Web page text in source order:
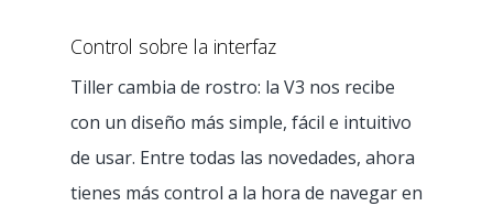
Control sobre la interfaz
Tiller cambia de rostro: la V3 nos recibe
con un diseño más simple, fácil e intuitivo
de usar. Entre todas las novedades, ahora
tienes más control a la hora de navegar en